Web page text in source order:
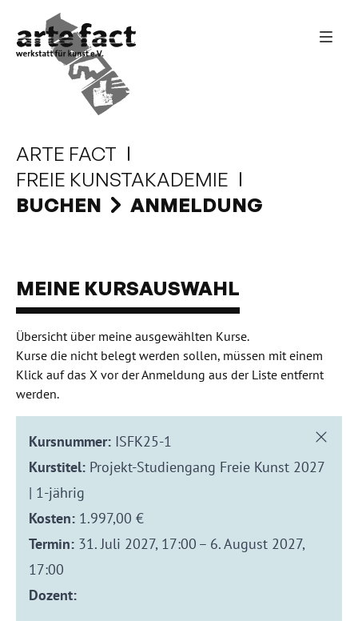
ARTE FACT
FREIE KUNSTAKADEMIE
BUCHEN
ANMELDUNG
MEINE KURSAUSWAHL
Übersicht über meine ausgewählten Kurse.
Kurse die nicht belegt werden sollen, müssen mit einem
Klick auf das X vor der Anmeldung aus der Liste entfernt
werden.
Kursnummer: ISFK25-1
Kurstitel: Projekt-Studiengang Freie Kunst 2027
| 1-jährig
Kosten: 1.997,00 €
Termin: 31. Juli 2027, 17:00 – 6. August 2027,
17:00
Dozent: